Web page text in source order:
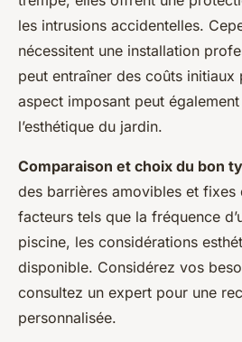
les intrusions accidentelles.
nécessitent une installation
peut entraîner des coûts initiaux
aspect imposant peut
l’esthétique du jardin.
Comparaison et choix du bon
des barrières amovibles et fixes
facteurs tels que la fréquence
piscine, les considérations
disponible. Considérez vos
consultez un expert pour une
personnalisée.